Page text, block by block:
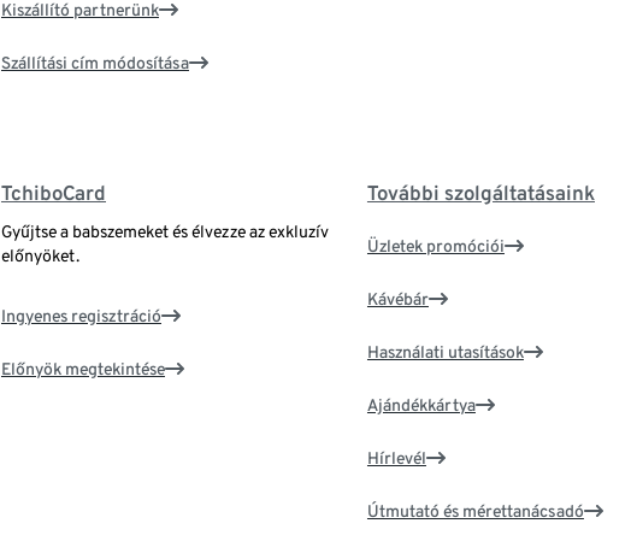
Kiszállító partnerünk
Szállítási cím módosítása
TchiboCard
Gyűjtse a babszemeket és élvezze az exkluzív
előnyöket.
Ingyenes regisztráció
Előnyök megtekintése
További szolgáltatásaink
Üzletek promóciói
Kávébár
Használati utasítások
Ajándékkártya
Hírlevél
Útmutató és mérettanácsadó